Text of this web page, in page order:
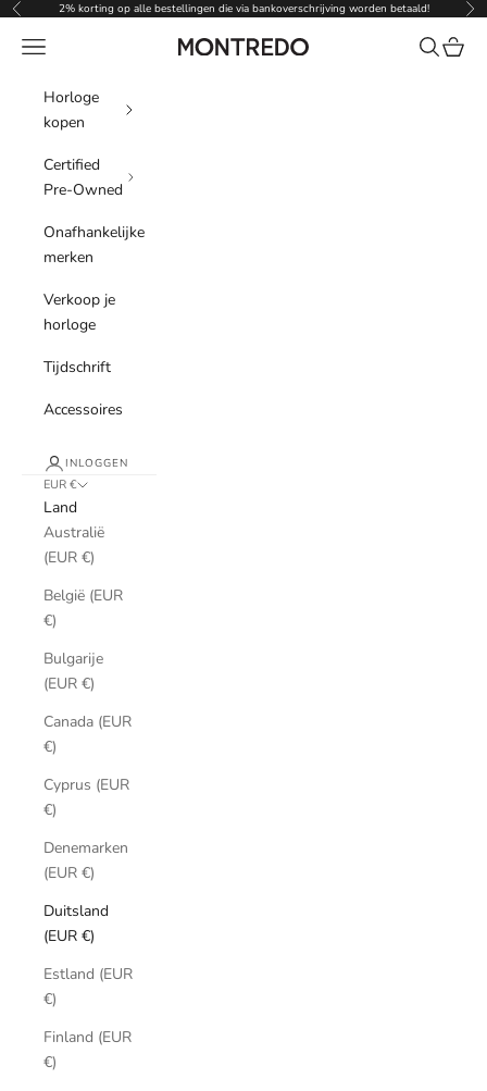
Naar inhoud
Vorige 2% korting op alle bestellingen die via bankoverschrijving worden betaald!
Montredo
Menu Zoeken
Horloge
kopen
Certified
Pre-Owned
Onafhankelijke
merken
Verkoop je
horloge
Tijdschrift
Accessoires
INLOGGEN
EUR €
Land
Australië
(EUR €)
België (EUR
€)
Bulgarije
(EUR €)
Canada (EUR
€)
Cyprus (EUR
€)
Denemarken
(EUR €)
Duitsland
(EUR €)
Estland (EUR
€)
Finland (EUR
€)